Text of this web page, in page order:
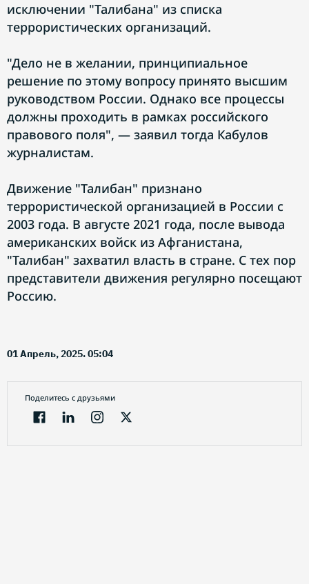
исключении "Талибана" из списка
террористических организаций.
"Дело не в желании, принципиальное
решение по этому вопросу принято высшим
руководством России. Однако все процессы
должны проходить в рамках российского
правового поля", — заявил тогда Кабулов
журналистам.
Движение "Талибан" признано
террористической организацией в России с
2003 года. В августе 2021 года, после вывода
американских войск из Афганистана,
"Талибан" захватил власть в стране. С тех пор
представители движения регулярно посещают
Россию.
01 Апрель, 2025. 05:04
Поделитесь с друзьями